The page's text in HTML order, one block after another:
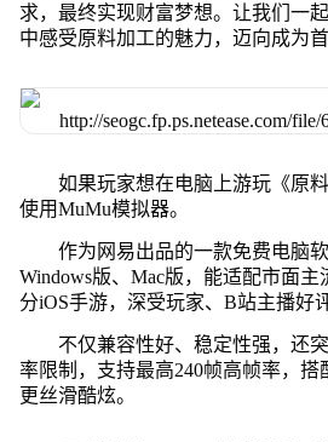
求，最终实现财富梦想。让我们一
中感受原料加工的魅力，迈向成为首
如果玩家想在电脑上游玩《原
使用MuMu模拟器。
作为网易出品的一款免费电脑
Windows版、Mac版，能适配市面
分iOS手游，深受玩家、B站主播好评
不仅兼容性好、稳定性强，还
率限制，支持最高240帧高帧率，
更丝滑酷炫。